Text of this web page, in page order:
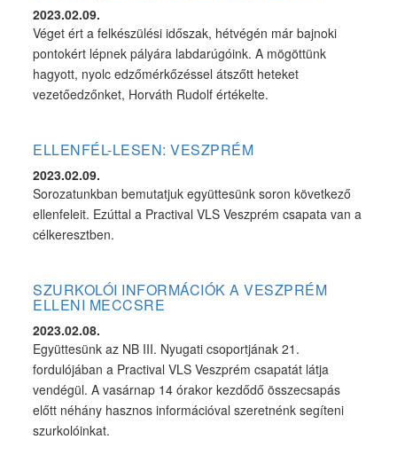
2023.02.09.
Véget ért a felkészülési időszak, hétvégén már bajnoki
pontokért lépnek pályára labdarúgóink. A mögöttünk
hagyott, nyolc edzőmérkőzéssel átszőtt heteket
vezetőedzőnket, Horváth Rudolf értékelte.
ELLENFÉL-LESEN: VESZPRÉM
2023.02.09.
Sorozatunkban bemutatjuk együttesünk soron következő
ellenfeleit. Ezúttal a Practival VLS Veszprém csapata van a
célkeresztben.
SZURKOLÓI INFORMÁCIÓK A VESZPRÉM
ELLENI MECCSRE
2023.02.08.
Együttesünk az NB III. Nyugati csoportjának 21.
fordulójában a Practival VLS Veszprém csapatát látja
vendégül. A vasárnap 14 órakor kezdődő összecsapás
előtt néhány hasznos információval szeretnénk segíteni
szurkolóinkat.